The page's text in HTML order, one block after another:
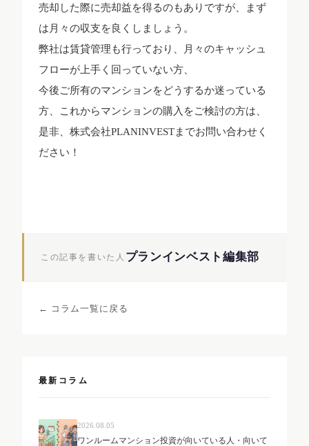
売却した際に売却益を得るのもありですが、まず
は月々の収支を良くしましょう。
弊社は賃貸管理も行っており、月々のキャッシュ
フローが上手く回っていない方、
今後ご所有のマンションをどうするか迷っている
方、これからマンションの購入をご検討の方は、
是非、株式会社PLANINVESTまでお問い合わせく
ださい！
この記事を書いた人 プランインベスト編集部
← コラム一覧に戻る
最新コラム
2026.08.05
ワンルームマンション投資が向いている人・向いて